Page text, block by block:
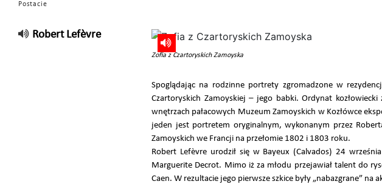
Postacie
Robert Lefèvre
Zofia z Czartoryskich Zamoyska
Spoglądając na rodzinne portrety zgromadzone w
Czartoryskich Zamoyskiej – jego babki. Ordynat
wnętrzach pałacowych Muzeum Zamoyskich w Kozłówce
jeden jest portretem oryginalnym, wykonanym przez
Zamoyskich we Francji na przełomie 1802 i 1803 roku.
Robert Lefèvre urodził się w Bayeux (Calvados) 24
Marguerite Decrot. Mimo iż za młodu przejawiał talent do
Caen. W rezultacie jego pierwsze szkice były „nabazgrane”